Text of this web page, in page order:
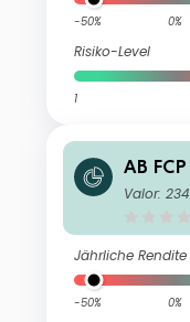
-50% 0%
Risiko-Level
1
AB
o AA
Valor:
Jährliche Rendite
-50% 0%